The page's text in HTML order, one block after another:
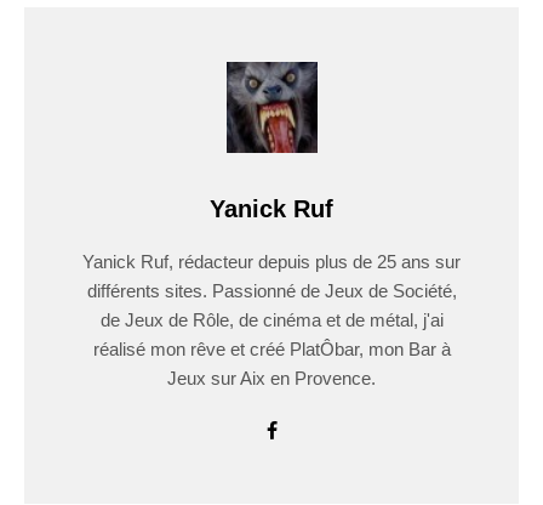
Yanick Ruf
Yanick Ruf, rédacteur depuis plus de 25 ans sur
différents sites. Passionné de Jeux de Société,
de Jeux de Rôle, de cinéma et de métal, j'ai
réalisé mon rêve et créé PlatÔbar, mon Bar à
Jeux sur Aix en Provence.